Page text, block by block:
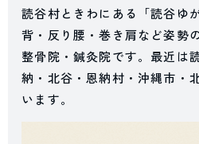
読谷村ときわにある「読谷ゆ
背・反り腰・巻き肩など姿勢
整骨院・鍼灸院です。最近は
納・北谷・恩納村・沖縄市・
います。